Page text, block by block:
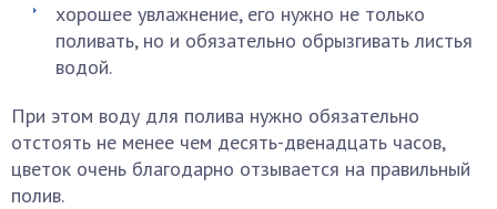
хорошее увлажнение, его нужно не только
поливать, но и обязательно обрызгивать листья
водой.
При этом воду для полива нужно обязательно
отстоять не менее чем десять-двенадцать часов,
цветок очень благодарно отзывается на правильный
полив.